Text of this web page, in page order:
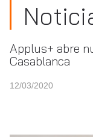
Applus+ abre
Casablanca
12/03/2020